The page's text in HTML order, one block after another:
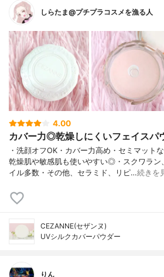
しらたま@プチプラコスメを漁る人
4.00
カバー力◎乾燥しにくいフェイスパ
・洗顔オフOK・カバー力高め・セミマット
乾燥肌や敏感肌も使いやすい◎・スクワラン
イル多数・その他、セラミド、リピ…続きを
CEZANNE(セザンヌ)
UVシルクカバーパウダー
りん